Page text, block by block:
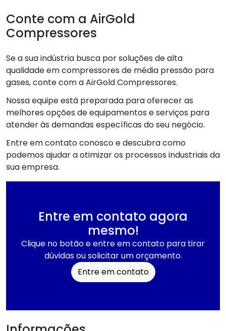
Conte com a AirGold
Compressores
Se a sua indústria busca por soluções de alta
qualidade em compressores de média pressão para
gases, conte com a AirGold Compressores.
Nossa equipe está preparada para oferecer as
melhores opções de equipamentos e serviços para
atender às demandas específicas do seu negócio.
Entre em contato conosco e descubra como
podemos ajudar a otimizar os processos industriais da
sua empresa.
Entre em contato agora
mesmo!
Clique no botão e entre em contato para tirar
dúvidas ou solicitar um orçamento.
Entre em contato